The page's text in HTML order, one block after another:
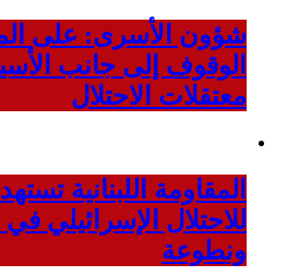
شؤون الأسرى: على
الوقوف إلى جانب
معتقلات الاحتلال
المقاومة اللبنانية
للاحتلال الإسرائيلي
ونطوعة